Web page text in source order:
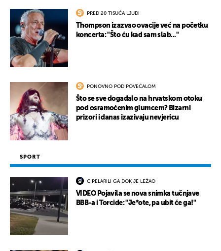
PRED 20 TISUĆA LJUDI
Thompson izazvao ovacije već na početku
koncerta: "Što ću kad sam slab..."
PONOVNO POD POVEĆALOM
Što se sve događalo na hrvatskom otoku
pod osramoćenim glumcem? Bizarni
prizori i danas izazivaju nevjericu
SPORT
CIPELARILI GA DOK JE LEŽAO
VIDEO Pojavila se nova snimka tučnjave
BBB-a i Torcide: "Je*ote, pa ubit će ga!"